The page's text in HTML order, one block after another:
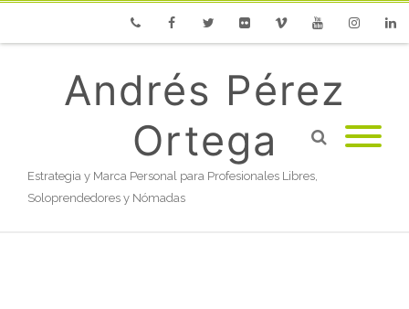
Andrés Pérez
Ortega
Estrategia y Marca Personal para Profesionales Libres,
Soloprendedores y Nómadas